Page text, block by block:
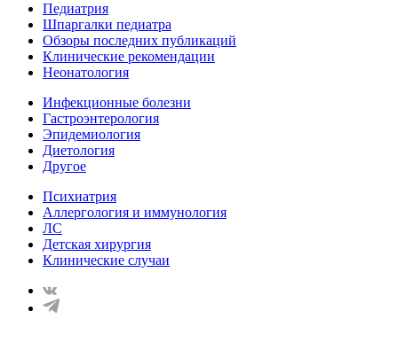
Педиатрия
Шпаргалки педиатра
Обзоры последних публикаций
Клинические рекомендации
Неонатология
Инфекционные болезни
Гастроэнтерология
Эпидемиология
Диетология
Другое
Психиатрия
Аллергология и иммунология
ЛС
Детская хирургия
Клинические случаи